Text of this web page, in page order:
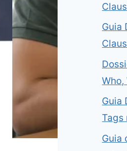
Guia
Who,
Guia
Tags
Guia